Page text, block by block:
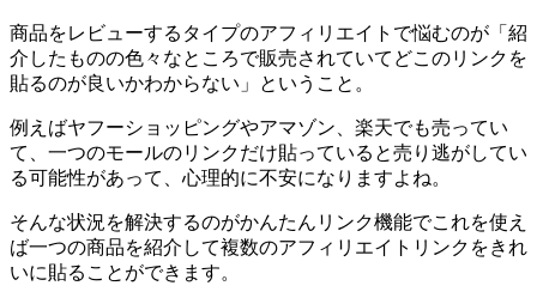
商品をレビューするタイプのアフィリエイトで悩むのが「紹
介したものの色々なところで販売されていてどこのリンクを
貼るのが良いかわからない」ということ。
例えばヤフーショッピングやアマゾン、楽天でも売ってい
て、一つのモールのリンクだけ貼っていると売り逃がしてい
る可能性があって、心理的に不安になりますよね。
そんな状況を解決するのがかんたんリンク機能でこれを使え
ば一つの商品を紹介して複数のアフィリエイトリンクをきれ
いに貼ることができます。